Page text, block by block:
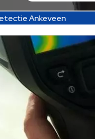
Ankeveen